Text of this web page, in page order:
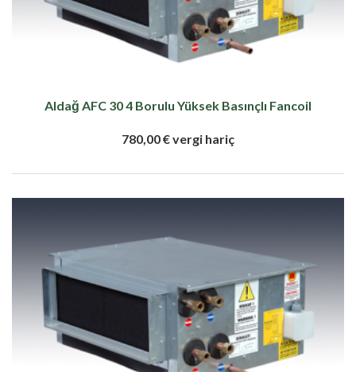
Aldağ AFC 30 4 Borulu Yüksek Basınçlı Fancoil
780,00 € vergi hariç